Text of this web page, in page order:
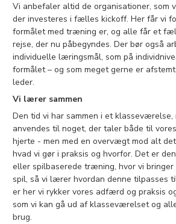
Vi anbefaler altid de organisationer, som
der investeres i fælles kickoff. Her får vi
formålet med træning er, og alle får et
rejse, der nu påbegyndes. Der bør også
individuelle læringsmål, som på
formålet – og som meget gerne er
leder.
Vi lærer sammen
Den tid vi har sammen i et klasseværelse,
anvendes til noget, der taler både til
hjerte - men med en overvægt mod alt
hvad vi gør i praksis og hvorfor. Det er
eller spilbaserede træning, hvor vi bringer
spil, så vi lærer hvordan denne tilpasses
er her vi rykker vores adfærd og praksis
som vi kan gå ud af klasseværelset og
brug.